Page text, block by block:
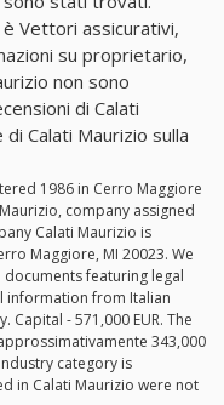
Vettori assicurativi,
su proprietario,
non sono
di Calati
Calati Maurizio sulla
1986 in Cerro Maggiore
company assigned
Calati Maurizio is
Maggiore, MI 20023. We
featuring legal
information from Italian
Capital - 571,000 EUR. The
343,000
category is
in Calati Maurizio were not